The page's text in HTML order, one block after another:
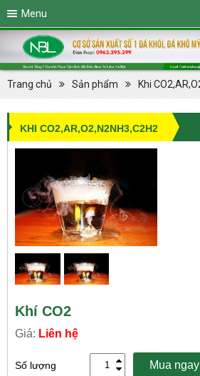
Menu
Trang chủ Sản phẩm Khi
KHI CO2,AR,O2,N2NH3,C2H2
Khí CO2
Giá: Liên hệ
Số lượng Mua ngay